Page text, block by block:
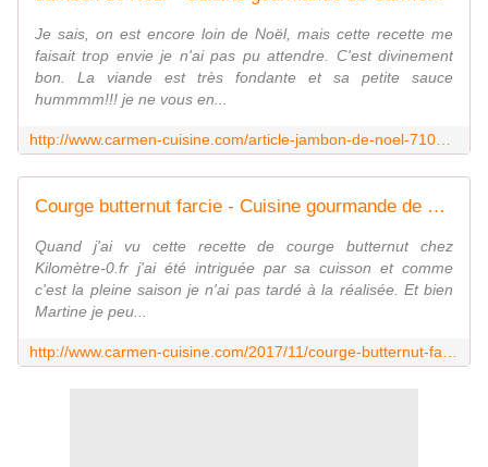
Je sais, on est encore loin de Noël, mais cette recette me
faisait trop envie je n'ai pas pu attendre. C'est divinement
bon. La viande est très fondante et sa petite sauce
hummmm!!! je ne vous en...
Courge butternut farcie - Cuisine gourmande de Carmencita
Quand j'ai vu cette recette de courge butternut chez
Kilomètre-0.fr j'ai été intriguée par sa cuisson et comme
c'est la pleine saison je n'ai pas tardé à la réalisée. Et bien
Martine je peu...